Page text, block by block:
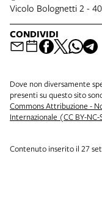
Vicolo Bolognetti 2 -
CONDIVIDI
Dove non diversamente
presenti su questo sito
Commons Attribuzione -
Internazionale (CC BY-
Contenuto inserito il 27